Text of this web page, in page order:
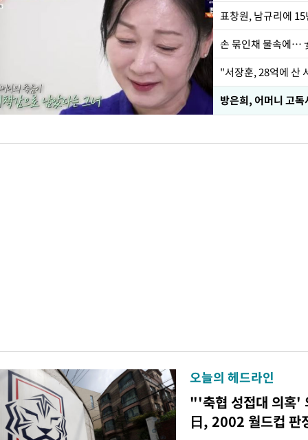
손 묶인채 물속에…
"서장훈, 28억에 산
방은희, 어머니 고
오늘의 헤드라인
"'축협 성접대 의혹'
日, 2002 월드컵 판